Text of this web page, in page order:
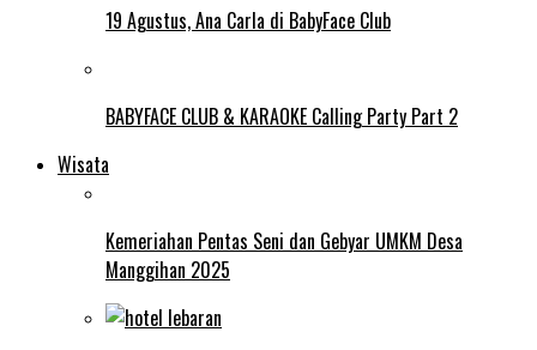
19 Agustus, Ana Carla di BabyFace Club
BABYFACE CLUB & KARAOKE Calling Party Part 2
Wisata
Kemeriahan Pentas Seni dan Gebyar UMKM Desa
Manggihan 2025